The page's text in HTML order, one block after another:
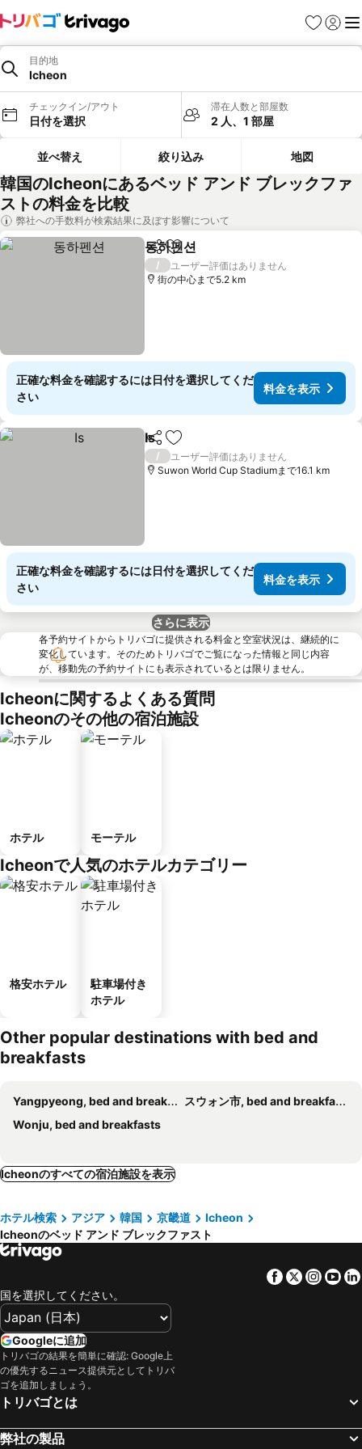
お気に入り
ログイ
メ
目的地
Icheon
チェックイン/アウト
日付を選択
滞在人数と部屋数
2 人、1 部屋
並べ替え 絞り込み 地図
韓国のIcheonにあるベッド アンド ブレックファ
ストの料金を比較
弊社への手数料が検索結果に及ぼす影響について
シェアお気に入りに追加
동하펜션
/
ユーザー評価はありません
街の中心まで5.2 km
正確な料金を確認するには日付を選択してくだ
さい
料金を表示
シェアお気に入りに追加
Is
/
ユーザー評価はありません
Suwon World Cup Stadiumまで16.1 km
正確な料金を確認するには日付を選択してくだ
さい
料金を表示
さらに表示
各予約サイトからトリバゴに提供される料金と空室状況は、継続的に
変化しています。そのためトリバゴでご覧になった情報と同じ内容
が、移動先の予約サイトにも表示されているとは限りません。
Icheonに関するよくある質問
Icheonのその他の宿泊施設
ホテル モーテル
Icheonで人気のホテルカテゴリー
格安ホテル
駐車場付き
ホテル
Other popular destinations with bed and
breakfasts
Yangpyeong, bed and breakfasts
スウォン市, bed and breakfasts
Wonju, bed and breakfasts
Icheonのすべての宿泊施設を表示
ホテル検索 アジア 韓国 京畿道
Icheon
Icheonのベッド アンド ブレックファスト
Facebook
Twitter
国を選択してください。
Googleに追加
トリバゴの結果を簡単に確認: Google上
の優先するニュース提供元としてトリバ
ゴを追加しましょう。
トリバゴとは
弊社の製品